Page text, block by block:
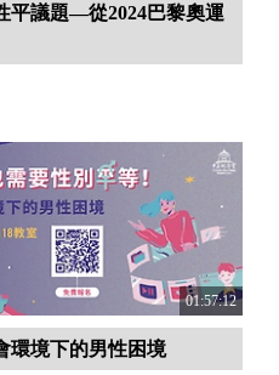
平議題—從2024巴黎奧運
01:57:12
環境下的男性困境